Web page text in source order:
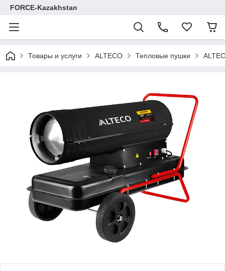
FORCE-Kazakhstan
Товары и услуги ALTECO Тепловые пушки